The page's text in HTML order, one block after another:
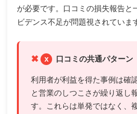
が必要です。口コミの損失報告と
ビデンス不足が問題視されていま
x 口コミの共通パターン
利用者が利益を得た事例は確
と営業のしつこさが繰り返し
す。これらは単発ではなく、